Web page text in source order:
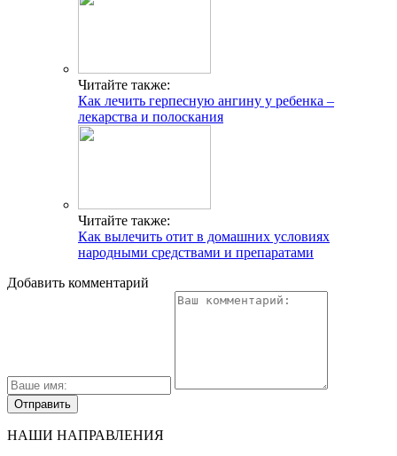
Читайте также:
Как лечить герпесную ангину у ребенка –
лекарства и полоскания
Читайте также:
Как вылечить отит в домашних условиях
народными средствами и препаратами
Добавить комментарий
НАШИ НАПРАВЛЕНИЯ